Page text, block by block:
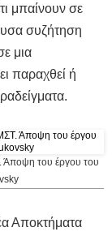
μπαίνουν σε
συζήτηση
μια
παραχθεί ή
Άποψη του έργου του
Αποκτήματα